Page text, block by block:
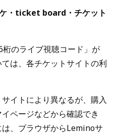
・ticket board・チケット
のライブ視聴コード」が
は、各チケットサイトの利
イトにより異なるが、購入
ページなどから確認でき
、ブラウザからLeminoサ